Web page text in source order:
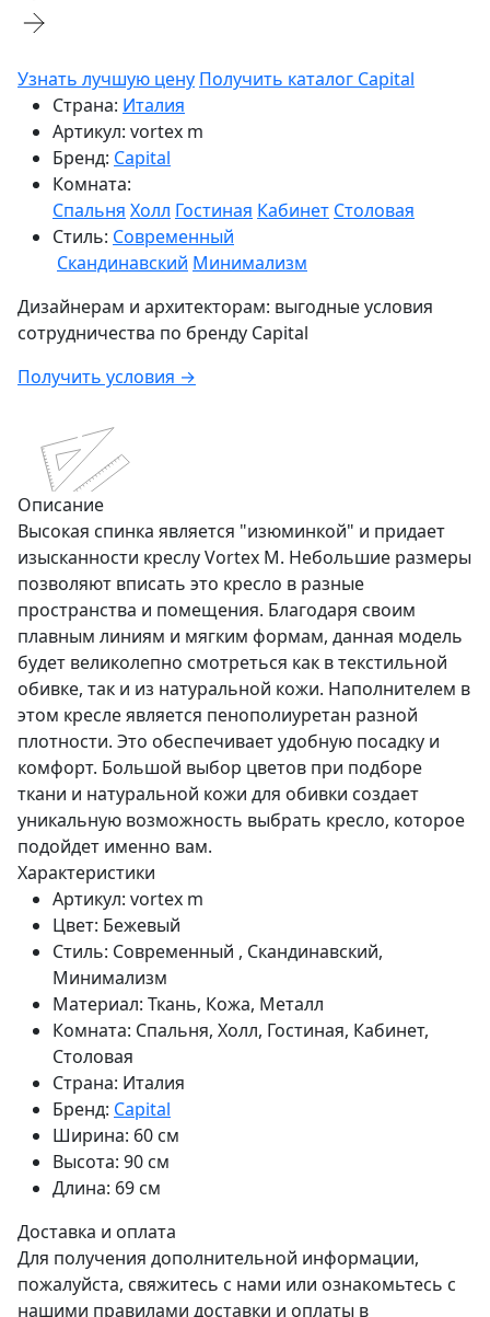
Узнать лучшую цену Получить каталог Capital
Страна: Италия
Артикул: vortex m
Бренд: Capital
Комната:
Спальня Холл Гостиная Кабинет Столовая
Стиль: Современный
Скандинавский Минимализм
Дизайнерам и архитекторам: выгодные условия
сотрудничества по бренду Capital
Получить условия →
Описание
Высокая спинка является "изюминкой" и придает
изысканности креслу Vortex M. Небольшие размеры
позволяют вписать это кресло в разные
пространства и помещения. Благодаря своим
плавным линиям и мягким формам, данная модель
будет великолепно смотреться как в текстильной
обивке, так и из натуральной кожи. Наполнителем в
этом кресле является пенополиуретан разной
плотности. Это обеспечивает удобную посадку и
комфорт. Большой выбор цветов при подборе
ткани и натуральной кожи для обивки создает
уникальную возможность выбрать кресло, которое
подойдет именно вам.
Характеристики
Артикул: vortex m
Цвет: Бежевый
Стиль: Современный , Скандинавский,
Минимализм
Материал: Ткань, Кожа, Металл
Комната: Спальня, Холл, Гостиная, Кабинет,
Столовая
Страна: Италия
Бренд: Capital
Ширина: 60 см
Высота: 90 см
Длина: 69 см
Доставка и оплата
Для получения дополнительной информации,
пожалуйста, свяжитесь с нами или ознакомьтесь с
нашими правилами доставки и оплаты в